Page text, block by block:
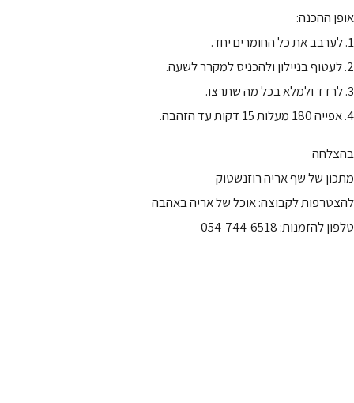
אופן ההכנה:
1. לערבב את כל החומרים יחד.
2. לעטוף בניילון ולהכניס למקרר לשעה.
3. לרדד ולמלא בכל מה שתרצו.
4. אפייה 180 מעלות 15 דקות עד הזהבה.
בהצלחה
מתכון של שף אריה רוזנשטוק
להצטרפות לקבוצה: אוכל של אריה באהבה
טלפון להזמנות: 054-744-6518